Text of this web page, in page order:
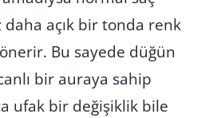
açık bir tonda renk
Bu sayede düğün
bir auraya sahip
ufak bir değişiklik bile